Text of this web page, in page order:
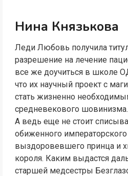
Нина Князькова
Леди Любовь получила
разрешение на лечение
все же доучиться в школе
что их научный проект с
стать жизненно
средневекового шовинизма.
А ведь еще не стоит
обиженного
выздоровевшего принца и
короля. Каким выдастся
старшей медсестры